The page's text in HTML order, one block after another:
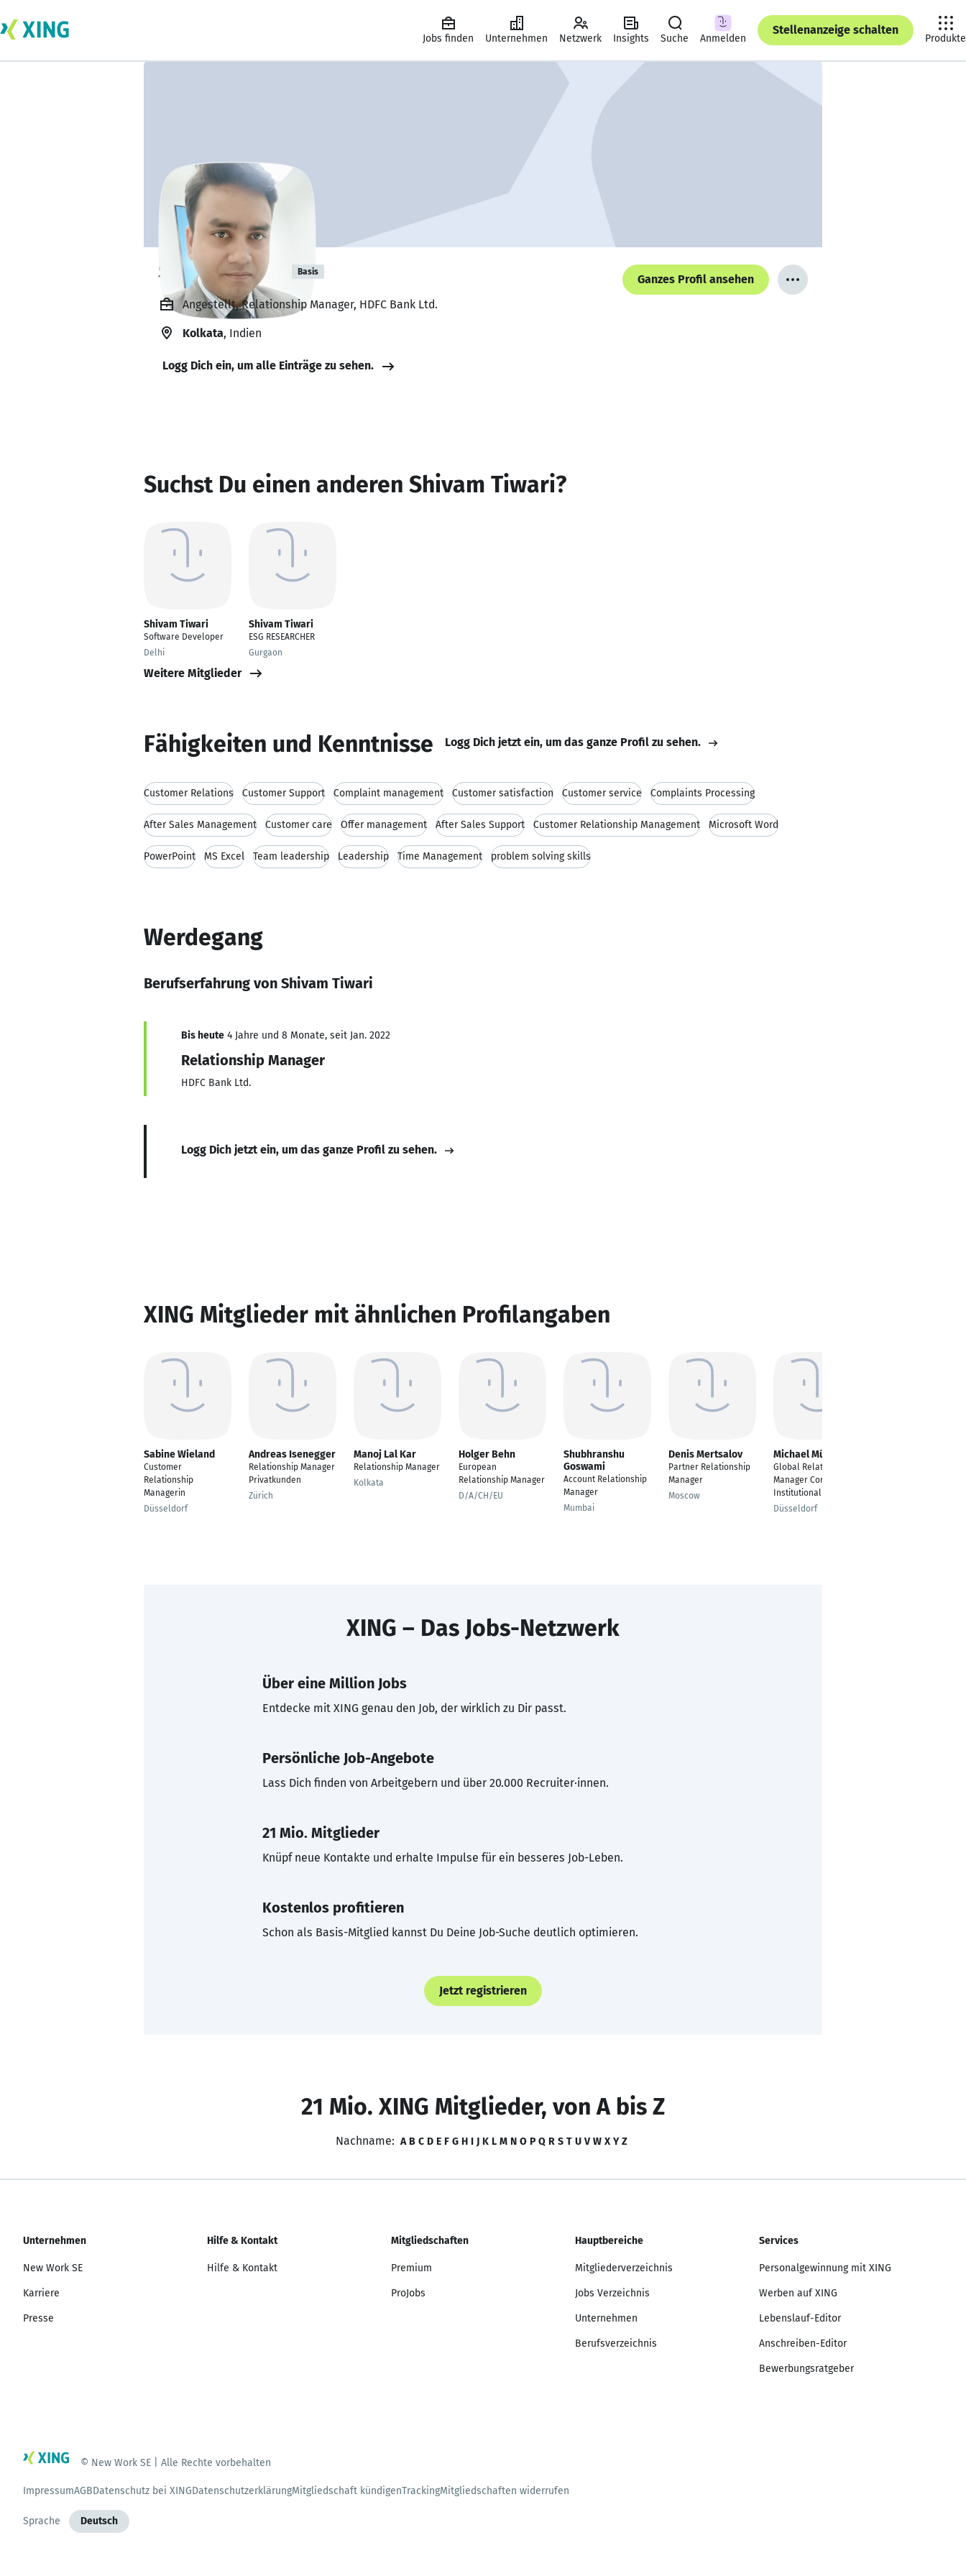
Jobs finden Unternehmen Netzwerk Insights Suche Anmelden
Stellenanzeige schalten
Produkte
Shivam Tiwari Basis
Ganzes Profil ansehen
Angestellt, Relationship Manager, HDFC Bank Ltd.
Kolkata, Indien
Logg Dich ein, um alle Einträge zu sehen.
Suchst Du einen anderen Shivam Tiwari?
Shivam Tiwari
Software Developer
Delhi
Shivam Tiwari
ESG RESEARCHER
Gurgaon
Weitere Mitglieder
Fähigkeiten und Kenntnisse Logg Dich jetzt ein, um das ganze Profil zu sehen.
Customer Relations Customer Support Complaint management Customer satisfaction Customer service Complaints Processing
After Sales Management Customer care Offer management After Sales Support Customer Relationship Management Microsoft Word
PowerPoint MS Excel Team leadership Leadership Time Management problem solving skills
Werdegang
Berufserfahrung von Shivam Tiwari
Bis heute 4 Jahre und 8 Monate, seit Jan. 2022
Relationship Manager
HDFC Bank Ltd.
Logg Dich jetzt ein, um das ganze Profil zu sehen.
XING Mitglieder mit ähnlichen Profilangaben
Sabine Wieland
Customer
Relationship
Managerin
Düsseldorf
Andreas Isenegger
Relationship Manager
Privatkunden
Zürich
Manoj Lal Kar
Relationship Manager
Kolkata
Holger Behn
European
Relationship Manager
D/A/CH/EU
Shubhranshu
Goswami
Account Relationship
Manager
Mumbai
Denis Mertsalov
Partner Relationship
Manager
Moscow
Michael Müller
Global Relationship
Manager Corporate &
Institutional Banking
Düsseldorf
XING – Das Jobs-Netzwerk
Über eine Million Jobs
Entdecke mit XING genau den Job, der wirklich zu Dir passt.
Persönliche Job-Angebote
Lass Dich finden von Arbeitgebern und über 20.000 Recruiter·innen.
21 Mio. Mitglieder
Knüpf neue Kontakte und erhalte Impulse für ein besseres Job-Leben.
Kostenlos profitieren
Schon als Basis-Mitglied kannst Du Deine Job-Suche deutlich optimieren.
Jetzt registrieren
21 Mio. XING Mitglieder, von A bis Z
Nachname: A B C D E F G H I J K L M N O P Q R S T U V W X Y Z
Unternehmen
New Work SE
Karriere
Presse
Hilfe & Kontakt
Hilfe & Kontakt
Mitgliedschaften
Premium
ProJobs
Hauptbereiche
Mitgliederverzeichnis
Jobs Verzeichnis
Unternehmen
Berufsverzeichnis
Services
Personalgewinnung mit XING
Werben auf XING
Lebenslauf-Editor
Anschreiben-Editor
Bewerbungsratgeber
© New Work SE | Alle Rechte vorbehalten
ImpressumAGBDatenschutz bei XINGDatenschutzerklärungMitgliedschaft kündigenTrackingMitgliedschaften widerrufen
Sprache Deutsch